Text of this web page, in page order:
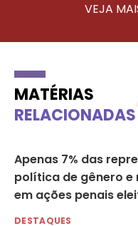
VEJA
MATÉRIAS
RELACIONADAS
Apenas 7% das
política de gênero e
em ações penais
DESTAQUES